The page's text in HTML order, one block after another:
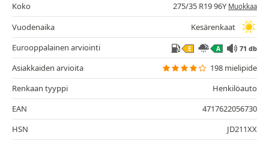
Koko
275/35 R19 96Y Muokkaa
Vuodenaika
Kesärenkaat
Eurooppalainen arviointi
E A 71 db
Asiakkaiden arvioita
198 mielipide
Renkaan tyyppi
Henkilöauto
EAN
4717622056730
HSN
JD211XX